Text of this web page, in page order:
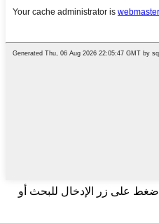
اضغط على زر الإدخال للبحث أو